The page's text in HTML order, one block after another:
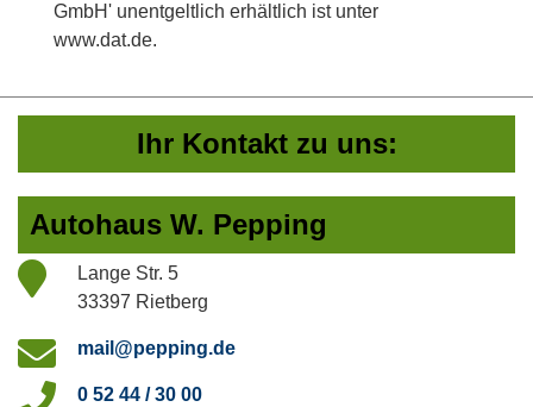
GmbH' unentgeltlich erhältlich ist unter
www.dat.de.
Ihr Kontakt zu uns:
Autohaus W. Pepping
Lange Str. 5
33397 Rietberg
mail@pepping.de
0 52 44 / 30 00